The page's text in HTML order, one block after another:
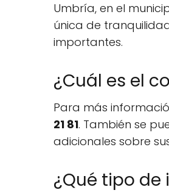
Umbría, en el
única de
importantes.
¿Cuál es el
Para más
21 81. También se
adicionales sobre
¿Qué tipo de